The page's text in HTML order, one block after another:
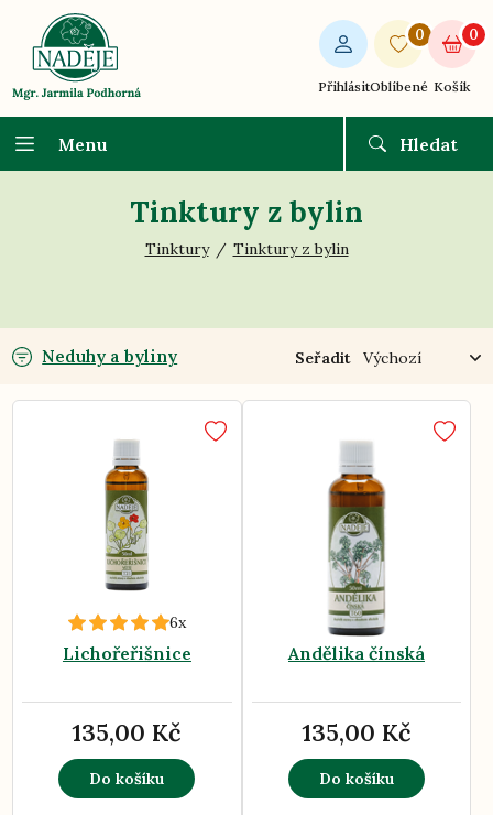
Přihlásit
0
Oblíbené
0
Košík
Menu Hledat
Tinktury z bylin
Tinktury Tinktury z bylin
Neduhy a byliny Seřadit
6x
Lichořeřišnice
135,00 Kč
Do košíku
Andělika čínská
135,00 Kč
Do košíku